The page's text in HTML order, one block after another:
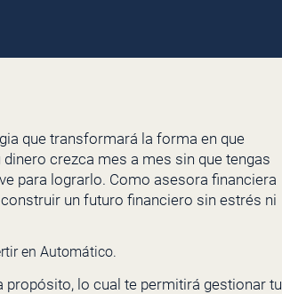
que transformará la forma en que
crezca mes a mes sin que tengas
para lograrlo. Como asesora financiera
un futuro financiero sin estrés ni
en Automático.
lo cual te permitirá gestionar tu